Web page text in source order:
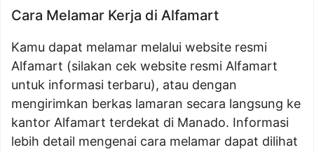
Cara Melamar Kerja di Alfamart
Kamu dapat melamar melalui website resmi
Alfamart (silakan cek website resmi Alfamart
untuk informasi terbaru), atau dengan
mengirimkan berkas lamaran secara langsung ke
kantor Alfamart terdekat di Manado. Informasi
lebih detail mengenai cara melamar dapat dilihat